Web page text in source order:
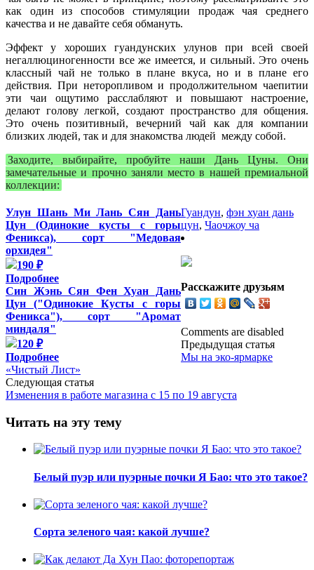
как один из способов стимуляции продаж чая среднего
качества и не давайте себя обмануть.
Эффект у хороших гуандунских улунов при всей своей
негаллюциногенности все же имеется, и сильный. Это очень
классный чай не только в плане вкуса, но и в плане его
действия. При неторопливом и продолжительном чаепитии
эти чаи ощутимо расслабляют и повышают настроение,
делают голову легкой, создают пространство для общения.
Это очень позитивный, вечерний чай как для компании
близких людей, так и для знакомства людей между собой.
Заходите, выбирайте, пробуйте наши Дань Цуны. Они
замечательные и прочно заняли место в нашей премиальной
коллекции:
Улун Шань Ми Лань Сян Дань
Цун (Одинокие кусты с горы
Феникса), сорт "Медовая
орхидея"
190 ₽
Подробнее
Син Жэнь Сян Фен Хуан Дань
Цун ("Одинокие Кусты с горы
Феникса"), сорт "Аромат
миндаля"
120 ₽
Подробнее
Гуандун, фэн хуан дань
цун, Чаочжоу ча
Расскажите друзьям
Comments are disabled
Предыдущая статья
Мы на эко-ярмарке
«Чистый Лист»
Следующая статья
Изменения в работе магазина с 15 по 19 августа
Читать на эту тему
Белый пуэр или пуэрные почки Я Бао: что это такое?
Сорта зеленого чая: какой лучше?